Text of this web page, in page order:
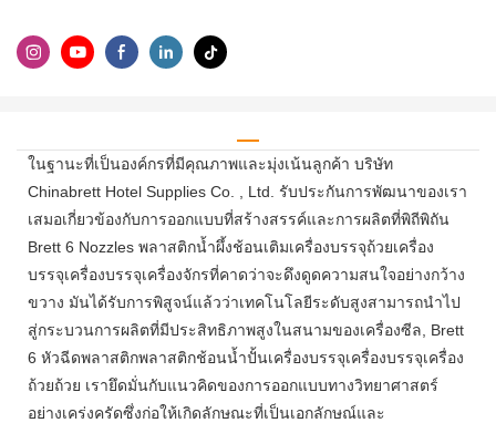
ในฐานะที่เป็นองค์กรที่มีคุณภาพและมุ่งเน้นลูกค้า บริษัท
Chinabrett Hotel Supplies Co. , Ltd. รับประกันการพัฒนาของเรา
เสมอเกี่ยวข้องกับการออกแบบที่สร้างสรรค์และการผลิตที่พิถีพิถัน
Brett 6 Nozzles พลาสติกน้ำผึ้งช้อนเติมเครื่องบรรจุถ้วยเครื่อง
บรรจุเครื่องบรรจุเครื่องจักรที่คาดว่าจะดึงดูดความสนใจอย่างกว้าง
ขวาง มันได้รับการพิสูจน์แล้วว่าเทคโนโลยีระดับสูงสามารถนำไป
สู่กระบวนการผลิตที่มีประสิทธิภาพสูงในสนามของเครื่องซีล, Brett
6 หัวฉีดพลาสติกพลาสติกช้อนน้ำปั้นเครื่องบรรจุเครื่องบรรจุเครื่อง
ถ้วยถ้วย เรายึดมั่นกับแนวคิดของการออกแบบทางวิทยาศาสตร์
อย่างเคร่งครัดซึ่งก่อให้เกิดลักษณะที่เป็นเอกลักษณ์และ